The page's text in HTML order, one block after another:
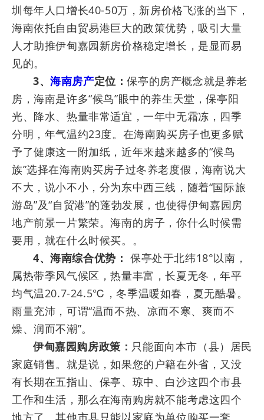
圳每年人口增长40-50万，新房价格飞涨的当下，
海南依托自由贸易港巨大的政策优势，吸引大量
人才助推伊甸嘉园新房价格稳定增长，是显而易
见的。
3、海南房产定位：保亭的房产概念就是养老
房，海南是许多“候鸟”眼中的养生天堂，保亭阳
光、降水、热量非常适宜，一年中无霜冻，四季
分明，年气温约23度。在海南购买房子也更多赋
予了健康这一附加纸，近年来越来越多的“候鸟
族”选择在海南购买房子过冬养老度假，海南说大
不大，说小不小，分为东中西三线，随着“国际旅
游岛”及“自贸港”的蓬勃发展，也使得伊甸嘉园房
地产前景一片繁荣。海南的房子，你什么时候需
要用，就在什么时候买。。
4、海南综合优势： 保亭处于北纬18°以南，
属热带季风气候区，热量丰富，长夏无冬，年平
均气温20.7-24.5℃，冬季温暖如春，夏无酷暑。
雨量充沛，可谓“温而不热、凉而不寒、爽而不
燥、润而不潮”。
伊甸嘉园购房政策： 只能面向本市（县）居民
家庭销售。就是说，如果您的户籍在外省，又没
有长期在五指山、保亭、琼中、白沙这四个市县
工作和生活，那么在海南购房就不能考虑这四个
地方了。其他市县只能以家庭为单位购买一套，